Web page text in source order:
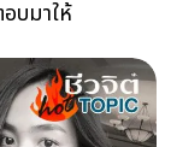
บมาให้